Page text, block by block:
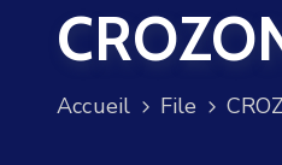
Accueil File